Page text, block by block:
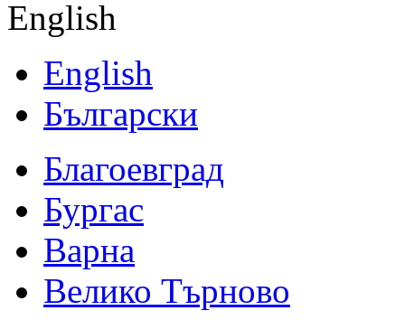
English
English
Български
Благоевград
Бургас
Варна
Велико Търново